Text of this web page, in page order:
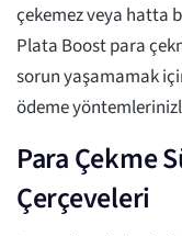
çekemez veya hatta
Plata Boost para
sorun yaşamamak
ödeme
Para Çekme
Çerçeveleri